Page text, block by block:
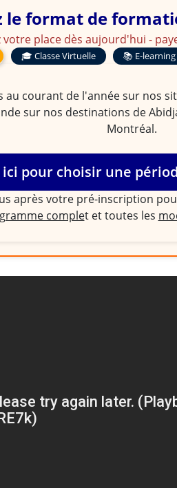
le format de
votre place dès aujourd'hui -
🎓 Classe Virtuelle 📚 E-learning
courant de l'année sur nos
sur nos destinations de
Montréal.
ici pour choisir une
après votre pré-inscription
complet et toutes les